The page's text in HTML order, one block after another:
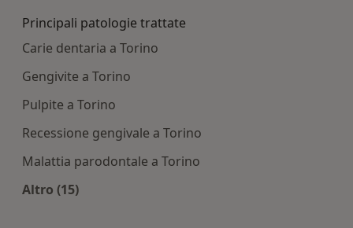
Principali patologie trattate
Carie dentaria a Torino
Gengivite a Torino
Pulpite a Torino
Recessione gengivale a Torino
Malattia parodontale a Torino
Altro (15)